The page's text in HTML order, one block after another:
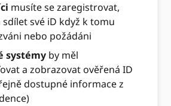
musíte se zaregistrovat,
sdílet své iD když k tomu
nebo požádáni
systémy by měl
a zobrazovat ověřená ID
dostupné informace z